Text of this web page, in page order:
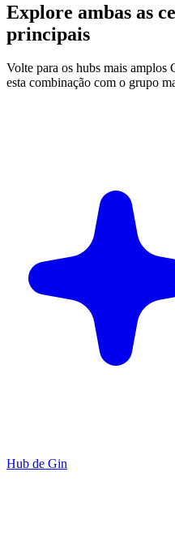
Explore ambas as
principais
Volte para os hubs mais
esta combinação com o grupo
Hub de Gin